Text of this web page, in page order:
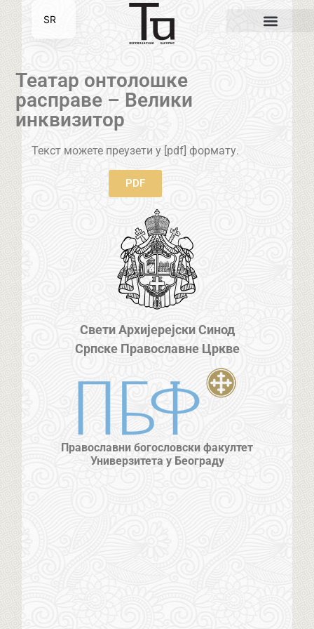
Театар онтолошке
расправе – Велики
инквизитор
Текст можете преузети у [pdf] формату.
PDF
Свети Архијерејски Синод
Српске Православне Цркве
Православни богословски факултет
Универзитета у Београду
SR
EN